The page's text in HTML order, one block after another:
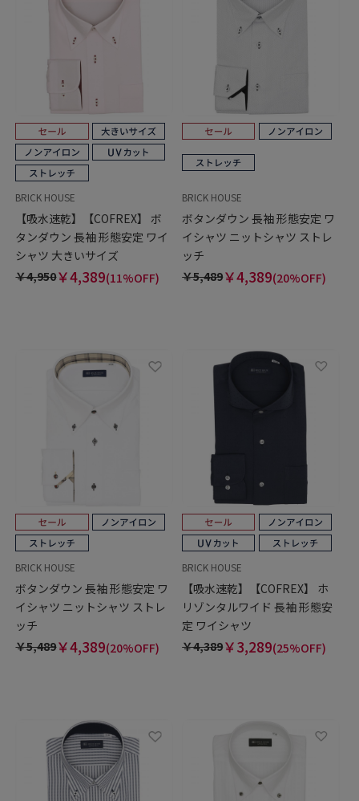
BRICK HOUSE
【吸水速乾】【COFREX】 ボ
タンダウン 長袖 形態安定 ワイ
シャツ 大きいサイズ
￥4,950￥4,389(11%OFF)
BRICK HOUSE
ボタンダウン 長袖 形態安定 ワ
イシャツ ニットシャツ ストレ
ッチ
￥5,489￥4,389(20%OFF)
BRICK HOUSE
ボタンダウン 長袖 形態安定 ワ
イシャツ ニットシャツ ストレ
ッチ
￥5,489￥4,389(20%OFF)
BRICK HOUSE
【吸水速乾】【COFREX】 ホ
リゾンタルワイド 長袖 形態安
定 ワイシャツ
￥4,389￥3,289(25%OFF)